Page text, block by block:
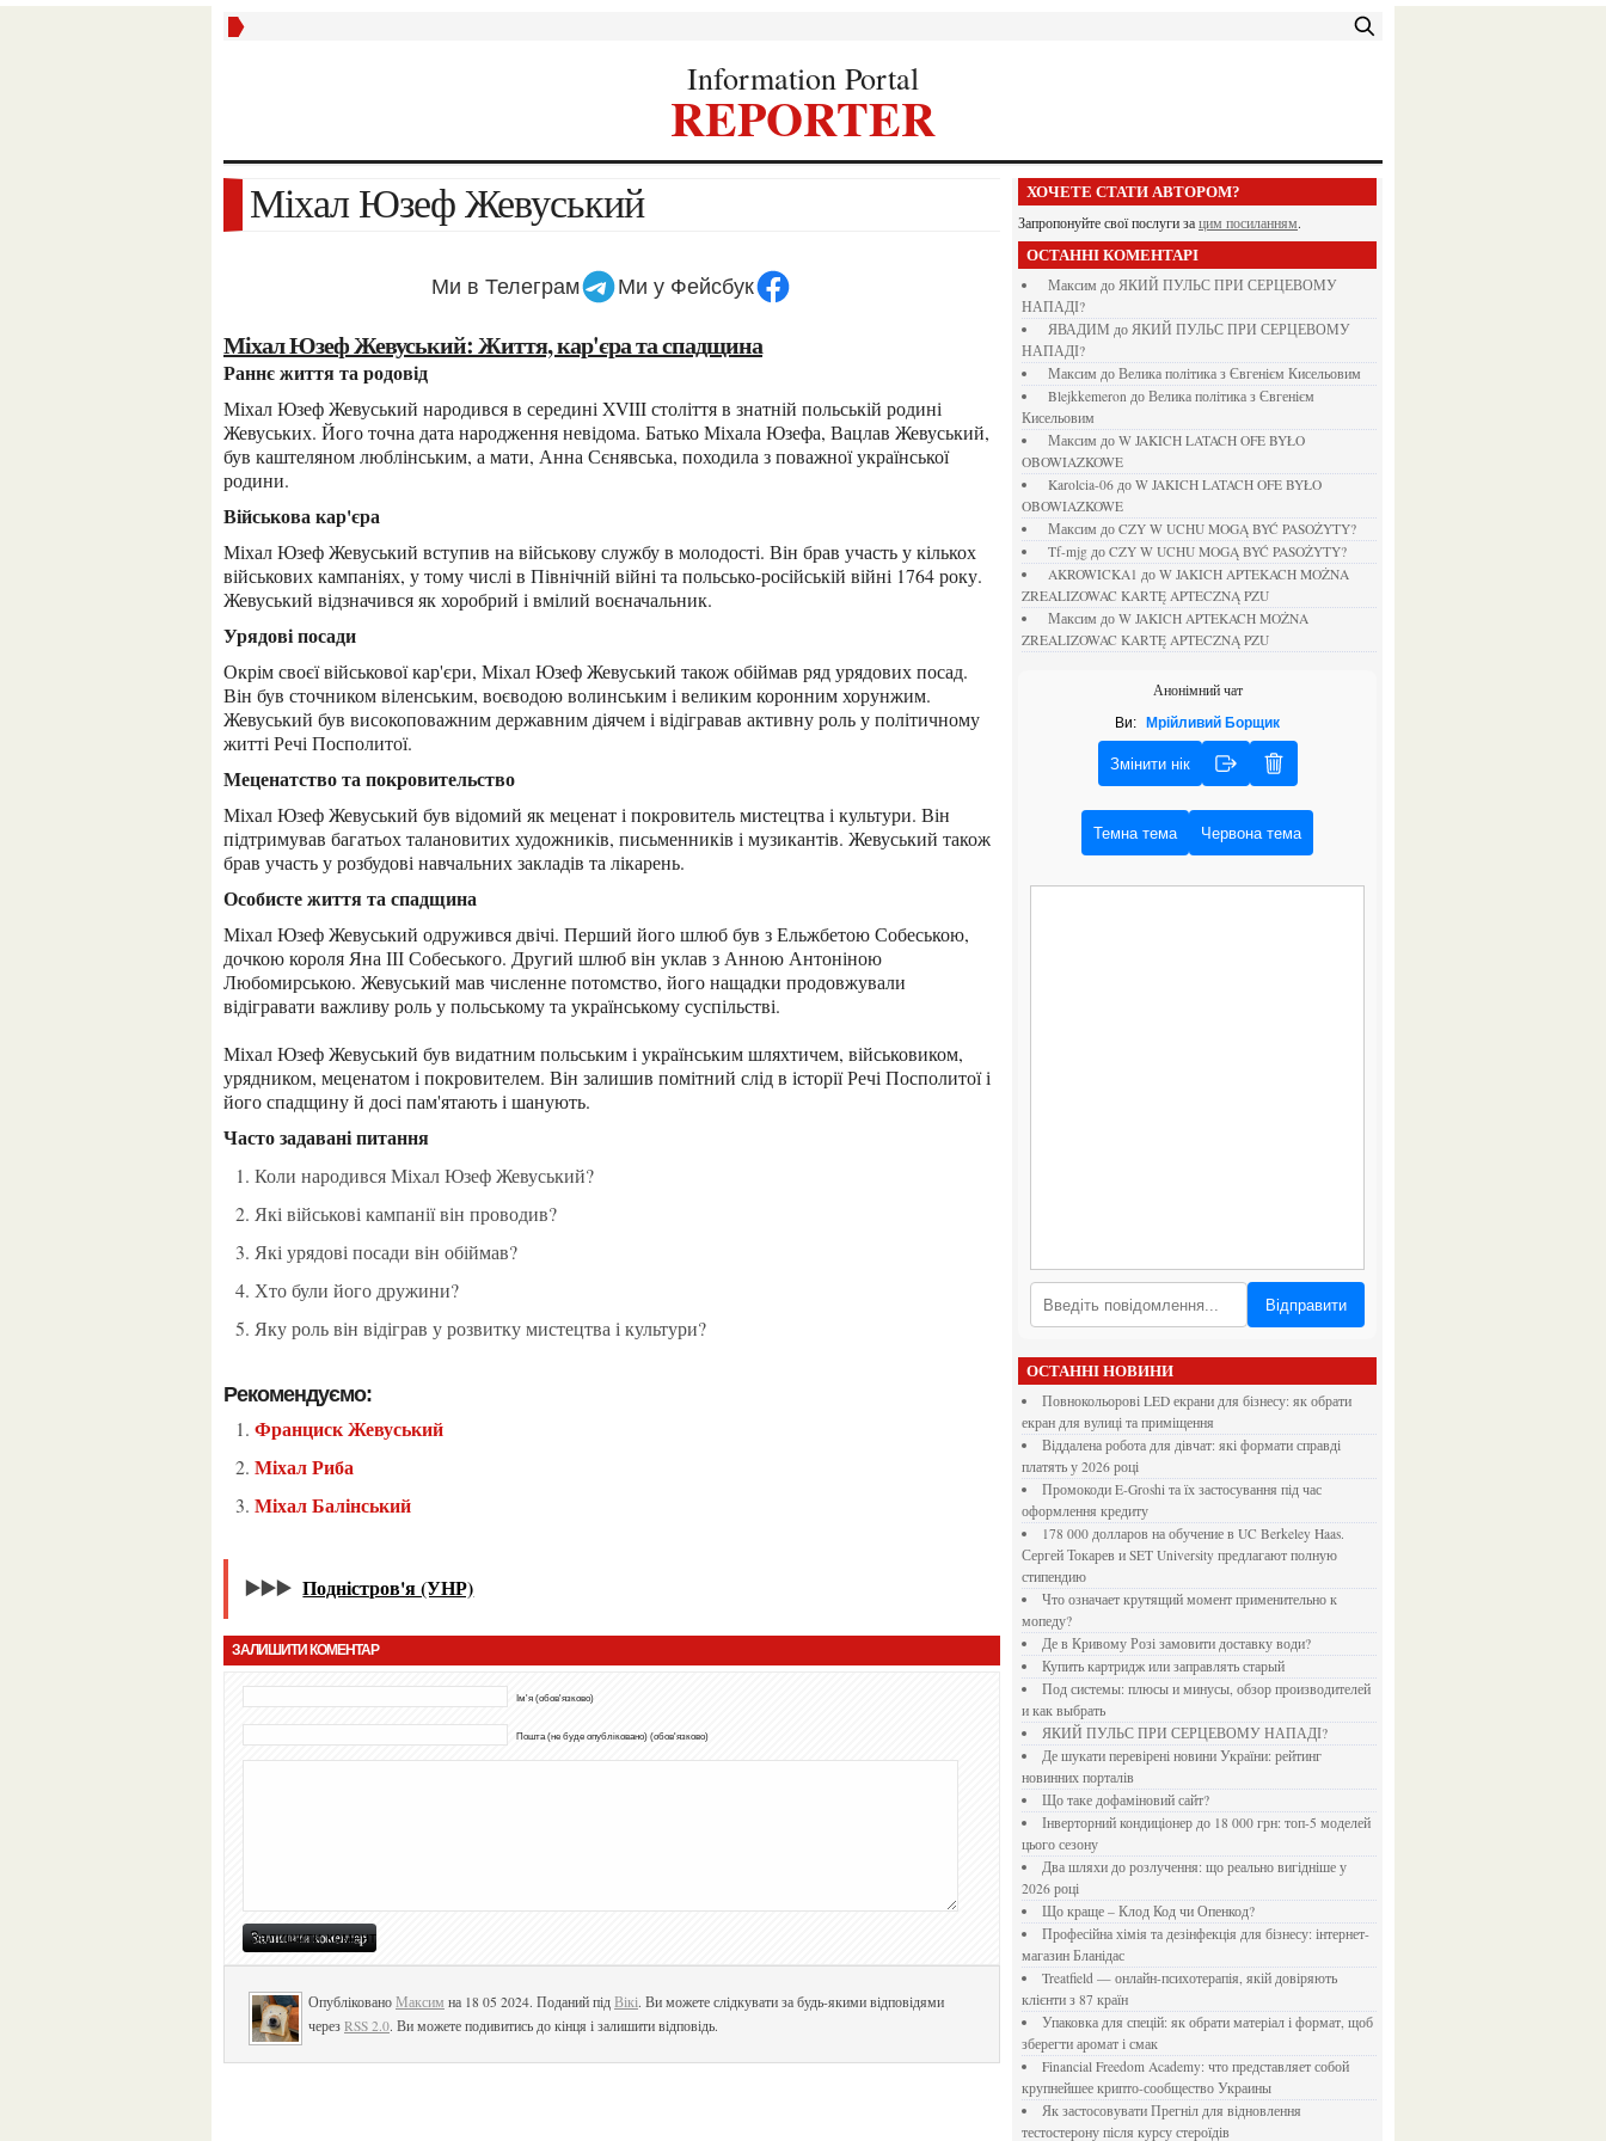
Information Portal
REPORTER
Міхал Юзеф Жевуський
Ми в Телеграм Ми у Фейсбук
Міхал Юзеф Жевуський: Життя, кар'єра та спадщина
Раннє життя та родовід
Міхал Юзеф Жевуський народився в середині XVIII століття в знатній польській родині
Жевуських. Його точна дата народження невідома. Батько Міхала Юзефа, Вацлав Жевуський,
був каштеляном люблінським, а мати, Анна Сєнявська, походила з поважної української
родини.
Військова кар'єра
Міхал Юзеф Жевуський вступив на військову службу в молодості. Він брав участь у кількох
військових кампаніях, у тому числі в Північній війні та польсько-російській війні 1764 року.
Жевуський відзначився як хоробрий і вмілий воєначальник.
Урядові посади
Окрім своєї військової кар'єри, Міхал Юзеф Жевуський також обіймав ряд урядових посад.
Він був сточником віленським, воєводою волинським і великим коронним хорунжим.
Жевуський був високоповажним державним діячем і відігравав активну роль у політичному
житті Речі Посполитої.
Меценатство та покровительство
Міхал Юзеф Жевуський був відомий як меценат і покровитель мистецтва і культури. Він
підтримував багатьох талановитих художників, письменників і музикантів. Жевуський також
брав участь у розбудові навчальних закладів та лікарень.
Особисте життя та спадщина
Міхал Юзеф Жевуський одружився двічі. Перший його шлюб був з Ельжбетою Собеською,
дочкою короля Яна ІІІ Собеського. Другий шлюб він уклав з Анною Антоніною
Любомирською. Жевуський мав численне потомство, його нащадки продовжували
відігравати важливу роль у польському та українському суспільстві.
Міхал Юзеф Жевуський був видатним польським і українським шляхтичем, військовиком,
урядником, меценатом і покровителем. Він залишив помітний слід в історії Речі Посполитої і
його спадщину й досі пам'ятають і шанують.
Часто задавані питання
Коли народився Міхал Юзеф Жевуський?
Які військові кампанії він проводив?
Які урядові посади він обіймав?
Хто були його дружини?
Яку роль він відіграв у розвитку мистецтва і культури?
Рекомендуємо:
Франциск Жевуський
Міхал Риба
Міхал Балінський
▶️▶️▶️ Подністров'я (УНР)
ЗАЛИШИТИ КОМЕНТАР
Ім'я (обов'язково)
Пошта (не буде опубліковано) (обов'язково)
Опубліковано Максим на 18 05 2024. Поданий під Вікі. Ви можете слідкувати за будь-якими відповідями
через RSS 2.0. Ви можете подивитись до кінця і залишити відповідь.
ХОЧЕТЕ СТАТИ АВТОРОМ?
Запропонуйте свої послуги за цим посиланням.
ОСТАННІ КОМЕНТАРІ
Максим до ЯКИЙ ПУЛЬС ПРИ СЕРЦЕВОМУ
НАПАДІ?
ЯВАДИМ до ЯКИЙ ПУЛЬС ПРИ СЕРЦЕВОМУ
НАПАДІ?
Максим до Велика політика з Євгенієм Кисельовим
blejkkemeronдо Велика політика з Євгенієм
Кисельовим
Максим до W JAKICH LATACH OFE BYŁO
OBOWIAZKOWE
karolcia-06до W JAKICH LATACH OFE BYŁO
OBOWIAZKOWE
Максим до CZY W UCHU MOGĄ BYĆ PASOŻYTY?
tf-mjgдо CZY W UCHU MOGĄ BYĆ PASOŻYTY?
AKROWICKA1 до W JAKICH APTEKACH MOŻNA
ZREALIZOWAC KARTĘ APTECZNĄ PZU
Максим до W JAKICH APTEKACH MOŻNA
ZREALIZOWAC KARTĘ APTECZNĄ PZU
Анонімний чат
Ви: Мрійливий Борщик
Змінити нік
Темна тема Червона тема
Відправити
ОСТАННІ НОВИНИ
Повнокольорові LED екрани для бізнесу: як обрати
екран для вулиці та приміщення
Віддалена робота для дівчат: які формати справді
платять у 2026 році
Промокоди E-Groshi та їх застосування під час
оформлення кредиту
178 000 долларов на обучение в UC Berkeley Haas.
Сергей Токарев и SET University предлагают полную
стипендию
Что означает крутящий момент применительно к
мопеду?
Де в Кривому Розі замовити доставку води?
Купить картридж или заправлять старый
Под системы: плюсы и минусы, обзор производителей
и как выбрать
ЯКИЙ ПУЛЬС ПРИ СЕРЦЕВОМУ НАПАДІ?
Де шукати перевірені новини України: рейтинг
новинних порталів
Що таке дофаміновий сайт?
Інверторний кондиціонер до 18 000 грн: топ-5 моделей
цього сезону
Два шляхи до розлучення: що реально вигідніше у
2026 році
Що краще – Клод Код чи Опенкод?
Професійна хімія та дезінфекція для бізнесу: інтернет-
магазин Бланідас
Treatfield — онлайн-психотерапія, якій довіряють
клієнти з 87 країн
Упаковка для спецій: як обрати матеріал і формат, щоб
зберегти аромат і смак
Financial Freedom Academy: что представляет собой
крупнейшее крипто-сообщество Украины
Як застосовувати Прегніл для відновлення
тестостерону після курсу стероїдів